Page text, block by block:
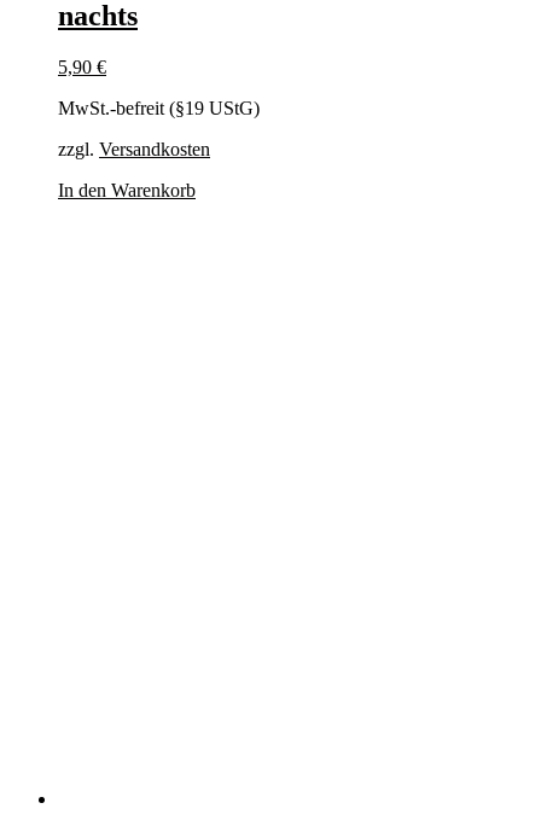
nachts
5,90 €
MwSt.-befreit (§19 UStG)
zzgl. Versandkosten
In den Warenkorb